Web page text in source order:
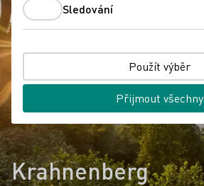
Krahnenberg
Sledování
Použít výběr
Přijmout všechny